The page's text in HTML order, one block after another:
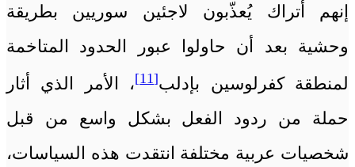
إنهم أتراك يُعذّبون لاجئين سوريين بطريقة
وحشية بعد أن حاولوا عبور الحدود المتاخمة
لمنطقة كفرلوسين بإدلب[11]
، الأمر الذي أثار
حملة من ردود الفعل بشكل واسع من قبل
شخصيات عربية مختلفة انتقدت هذه السياسات،